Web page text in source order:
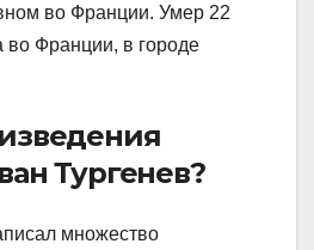
во Франции. Умер 22
во Франции, в городе
Тургенев?
множество